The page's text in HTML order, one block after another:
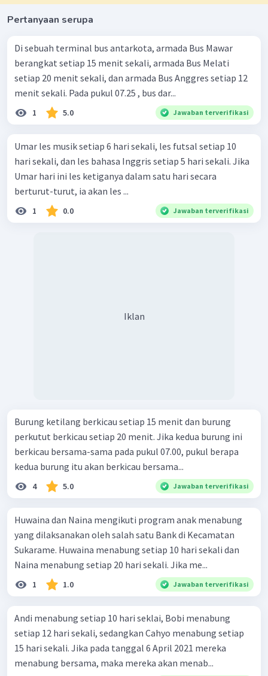
Pertanyaan serupa
Di sebuah terminal bus antarkota, armada Bus Mawar
berangkat setiap 15 menit sekali, armada Bus Melati
setiap 20 menit sekali, dan armada Bus Anggres setiap 12
menit sekali. Pada pukul 07.25 , bus dar...
1 5.0 Jawaban terverifikasi
Umar les musik setiap 6 hari sekali, les futsal setiap 10
hari sekali, dan les bahasa Inggris setiap 5 hari sekali. Jika
Umar hari ini les ketiganya dalam satu hari secara
berturut-turut, ia akan les ...
1 0.0 Jawaban terverifikasi
Iklan
Burung ketilang berkicau setiap 15 menit dan burung
perkutut berkicau setiap 20 menit. Jika kedua burung ini
berkicau bersama-sama pada pukul 07.00, pukul berapa
kedua burung itu akan berkicau bersama...
4 5.0 Jawaban terverifikasi
Huwaina dan Naina mengikuti program anak menabung
yang dilaksanakan oleh salah satu Bank di Kecamatan
Sukarame. Huwaina menabung setiap 10 hari sekali dan
Naina menabung setiap 20 hari sekali. Jika me...
1 1.0 Jawaban terverifikasi
Andi menabung setiap 10 hari seklai, Bobi menabung
setiap 12 hari sekali, sedangkan Cahyo menabung setiap
15 hari sekali. Jika pada tanggal 6 April 2021 mereka
menabung bersama, maka mereka akan menab...